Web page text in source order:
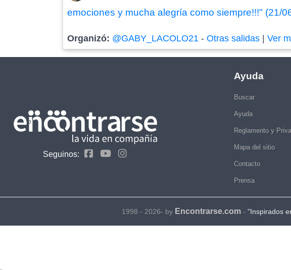
emociones y mucha alegría como siempre!!!" (21/
Organizó: @GABY_LACOLO21 -Otras salidas |Ver
Seguinos:
Ayuda
Buscar
Ayuda
Reglamento y
Mapa del sitio
Contacto
Prensa
1998 - 2026- by Encontrarse.com- "Inspirados
.